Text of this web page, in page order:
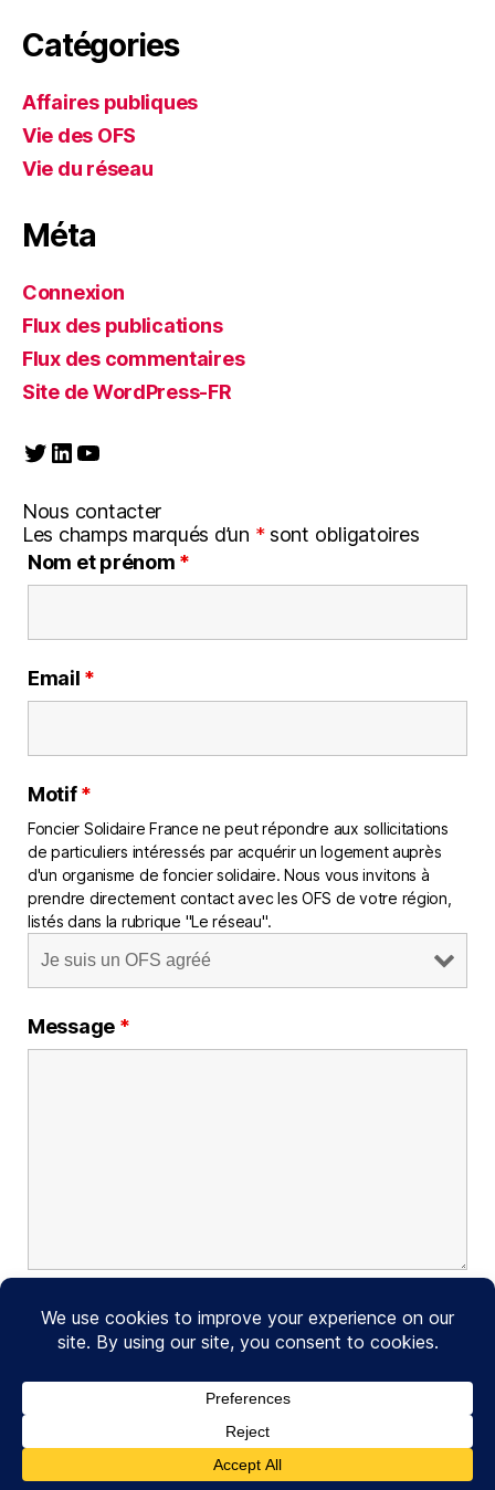
Catégories
Affaires publiques
Vie des OFS
Vie du réseau
Méta
Connexion
Flux des publications
Flux des commentaires
Site de WordPress-FR
Twitter
LinkedIn
YouTube
Nous contacter
Les champs marqués d’un *sont obligatoires
Nom et prénom *
Email *
Motif*
Foncier Solidaire France ne peut répondre aux sollicitations
de particuliers intéressés par acquérir un logement auprès
d'un organisme de foncier solidaire. Nous vous invitons à
prendre directement contact avec les OFS de votre région,
listés dans la rubrique "Le réseau".
Message *
© 2026Foncier Solidaire France Haut↑